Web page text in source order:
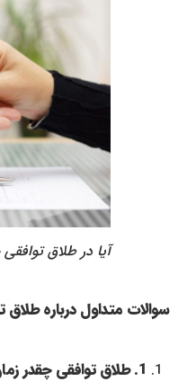
آیا در طلاق توافقی
سوالات متداول درباره طلاق
1. طلاق توافقی چقدر زمان می‌برد؟